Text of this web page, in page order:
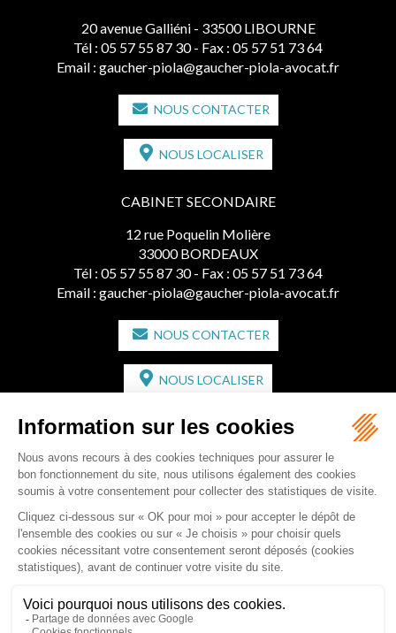
20 avenue Galliéni - 33500 LIBOURNE
Tél : 05 57 55 87 30 - Fax : 05 57 51 73 64
Email : gaucher-piola@gaucher-piola-avocat.fr
NOUS CONTACTER
NOUS LOCALISER
CABINET SECONDAIRE
12 rue Poquelin Molière
33000 BORDEAUX
Tél : 05 57 55 87 30 - Fax : 05 57 51 73 64
Email : gaucher-piola@gaucher-piola-avocat.fr
NOUS CONTACTER
NOUS LOCALISER
CABINET SECONDAIRE
2 bis Avenue de l'Europe
33350 ST MAGNE-DE-CASTILLON
Tél :05 57 55 87 30 - Fax : 05 57 51 73 64
Email :gaucher-piola@gaucher-piola-avocat.fr
NOUS CONTACTER
NOUS LOCALISER